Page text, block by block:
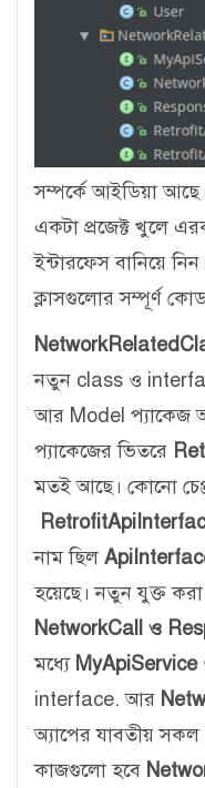
সম্পর্কে আইডিয়া
একটা প্রজেক্ট খুলে
ইন্টারফেস বানিয়ে নিন।
ক্লাসগুলোর সম্পূর্ণ
নতুন class ও
আর Model প্যাকেজ
প্যাকেজের ভিতরে
মতই আছে। কোনো
নাম ছিল
হয়েছে। নতুন যুক্ত
NetworkCall ও
মধ্যে MyApiService
interface. আর
অ্যাপের যাবতীয় সকল
কাজগুলো হবে